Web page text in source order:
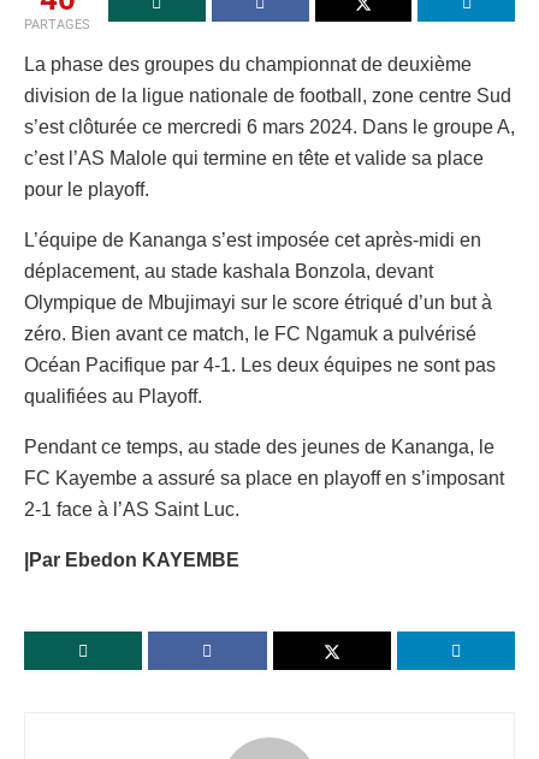
PARTAGES
La phase des groupes du championnat de deuxième
division de la ligue nationale de football, zone centre Sud
s’est clôturée ce mercredi 6 mars 2024. Dans le groupe A,
c’est l’AS Malole qui termine en tête et valide sa place
pour le playoff.
L’équipe de Kananga s’est imposée cet après-midi en
déplacement, au stade kashala Bonzola, devant
Olympique de Mbujimayi sur le score étriqué d’un but à
zéro. Bien avant ce match, le FC Ngamuk a pulvérisé
Océan Pacifique par 4-1. Les deux équipes ne sont pas
qualifiées au Playoff.
Pendant ce temps, au stade des jeunes de Kananga, le
FC Kayembe a assuré sa place en playoff en s’imposant
2-1 face à l’AS Saint Luc.
|Par Ebedon KAYEMBE